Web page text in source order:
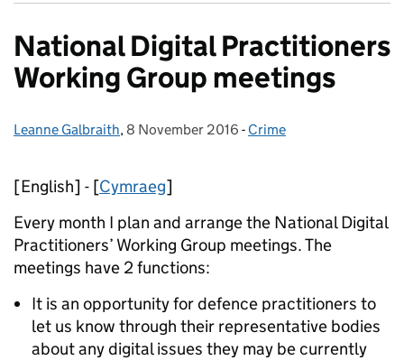
National Digital Practitioners
Working Group meetings
Posted by:
Leanne Galbraith, Posted on:
8 November 2016 - Categories:
Crime
[English] - [Cymraeg]
Every month I plan and arrange the National Digital
Practitioners’ Working Group meetings. The
meetings have 2 functions:
It is an opportunity for defence practitioners to
let us know through their representative bodies
about any digital issues they may be currently